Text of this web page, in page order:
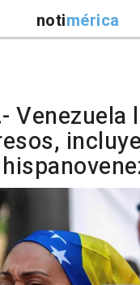
notimérica
Venezuela